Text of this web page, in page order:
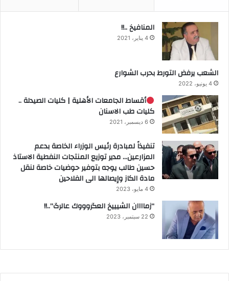
المنافيخ ..!!
4 يناير، 2021
الشعب يرفض التورط بحرب الشوارع
4 يونيو، 2022
أقساط الجامعات الأهلية | كليات الصيدلة ..
كليات طب الاسنان
6 ديسمبر، 2021
تنفيذاً لمبادرة رئيس الوزراء الخاصة بدعم
المزارعين… مدير توزيع المنتجات النفطية الاستاذ
حسين طالب يوجه بتوفير حوضيات خاصة لنقل
مادة الكاز وإيصالها الى الفلاحين
4 مايو، 2023
“زماااان الشيييخ العگروووك عالرگ”..!!
22 سبتمبر، 2023